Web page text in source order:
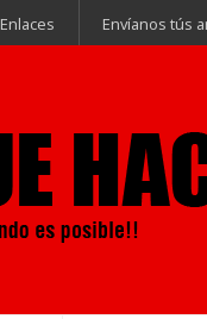
Enlaces Envíanos tús